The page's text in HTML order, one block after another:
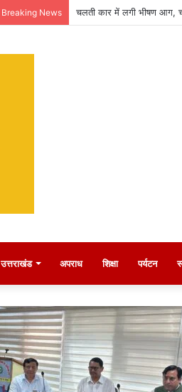
Breaking News चलती कार में लगी भीषण आग,
उत्तराखंड अपराध शिक्षा पर्यटन